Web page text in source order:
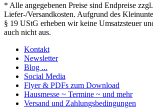
* Alle angegebenen Preise sind Endpreise zzgl.
Liefer-/Versandkosten. Aufgrund des
§ 19 UStG erheben wir keine Umsatzsteuer
auch nicht aus.
Kontakt
Newsletter
Blog ...
Social Media
Flyer & PDFs zum Download
Hausmesse ~ Termine ~ und mehr
Versand und Zahlungsbedingungen